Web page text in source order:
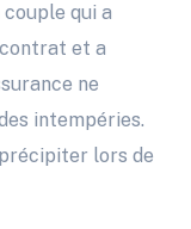
qui a
et a
ne
intempéries.
lors de